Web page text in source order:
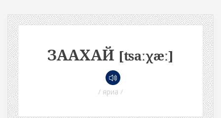
ЗААХАЙ [ʦaːχæː]
/ яриа /